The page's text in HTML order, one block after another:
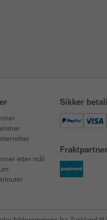
etter mål
Sikker
Fraktpartner